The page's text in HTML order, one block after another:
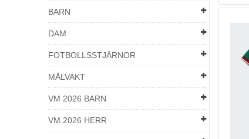
BARN
DAM
FOTBOLLSSTJÄRNOR
MÅLVAKT
VM 2026 BARN
VM 2026 HERR